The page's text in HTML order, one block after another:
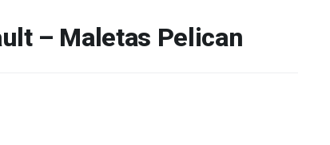
– Maletas Pelican